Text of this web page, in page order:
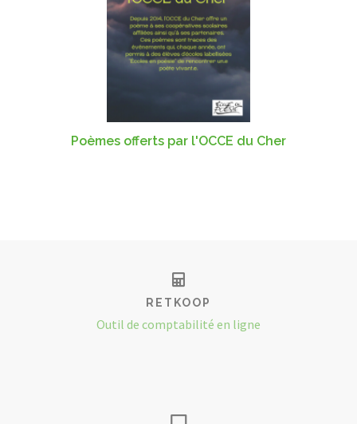
Poèmes offerts par l'OCCE du Cher
RETKOOP
Outil de comptabilité en ligne